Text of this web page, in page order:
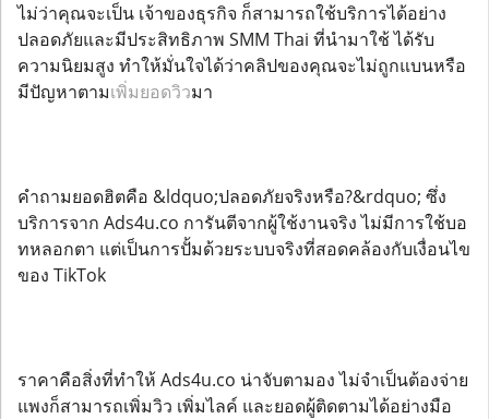
ไม่ว่าคุณจะเป็น เจ้าของธุรกิจ ก็สามารถใช้บริการได้อย่าง
ปลอดภัยและมีประสิทธิภาพ SMM Thai ที่นำมาใช้ ได้รับ
ความนิยมสูง ทำให้มั่นใจได้ว่าคลิปของคุณจะไม่ถูกแบนหรือ
มีปัญหาตามเพิ่มยอดวิวมา
คำถามยอดฮิตคือ &ldquo;ปลอดภัยจริงหรือ?&rdquo; ซึ่ง
บริการจาก Ads4u.co การันตีจากผู้ใช้งานจริง ไม่มีการใช้บอ
ทหลอกตา แต่เป็นการปั้มด้วยระบบจริงที่สอดคล้องกับเงื่อนไข
ของ TikTok
ราคาคือสิ่งที่ทำให้ Ads4u.co น่าจับตามอง ไม่จำเป็นต้องจ่าย
แพงก็สามารถเพิ่มวิว เพิ่มไลค์ และยอดผู้ติดตามได้อย่างมือ